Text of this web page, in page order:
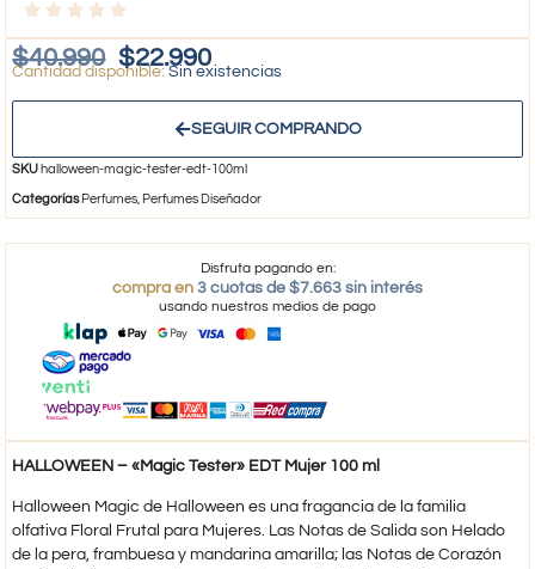
$40.990 $22.990
Sin existencias
SEGUIR COMPRANDO
SKU halloween-magic-tester-edt-100ml
Categorías Perfumes, Perfumes Diseñador
Disfruta pagando en:
compra en 3 cuotas de $7.663 sin interés
usando nuestros medios de pago
HALLOWEEN – «Magic Tester» EDT Mujer 100 ml
Halloween Magic de Halloween es una fragancia de la familia
olfativa Floral Frutal para Mujeres. Las Notas de Salida son Helado
de la pera, frambuesa y mandarina amarilla; las Notas de Corazón